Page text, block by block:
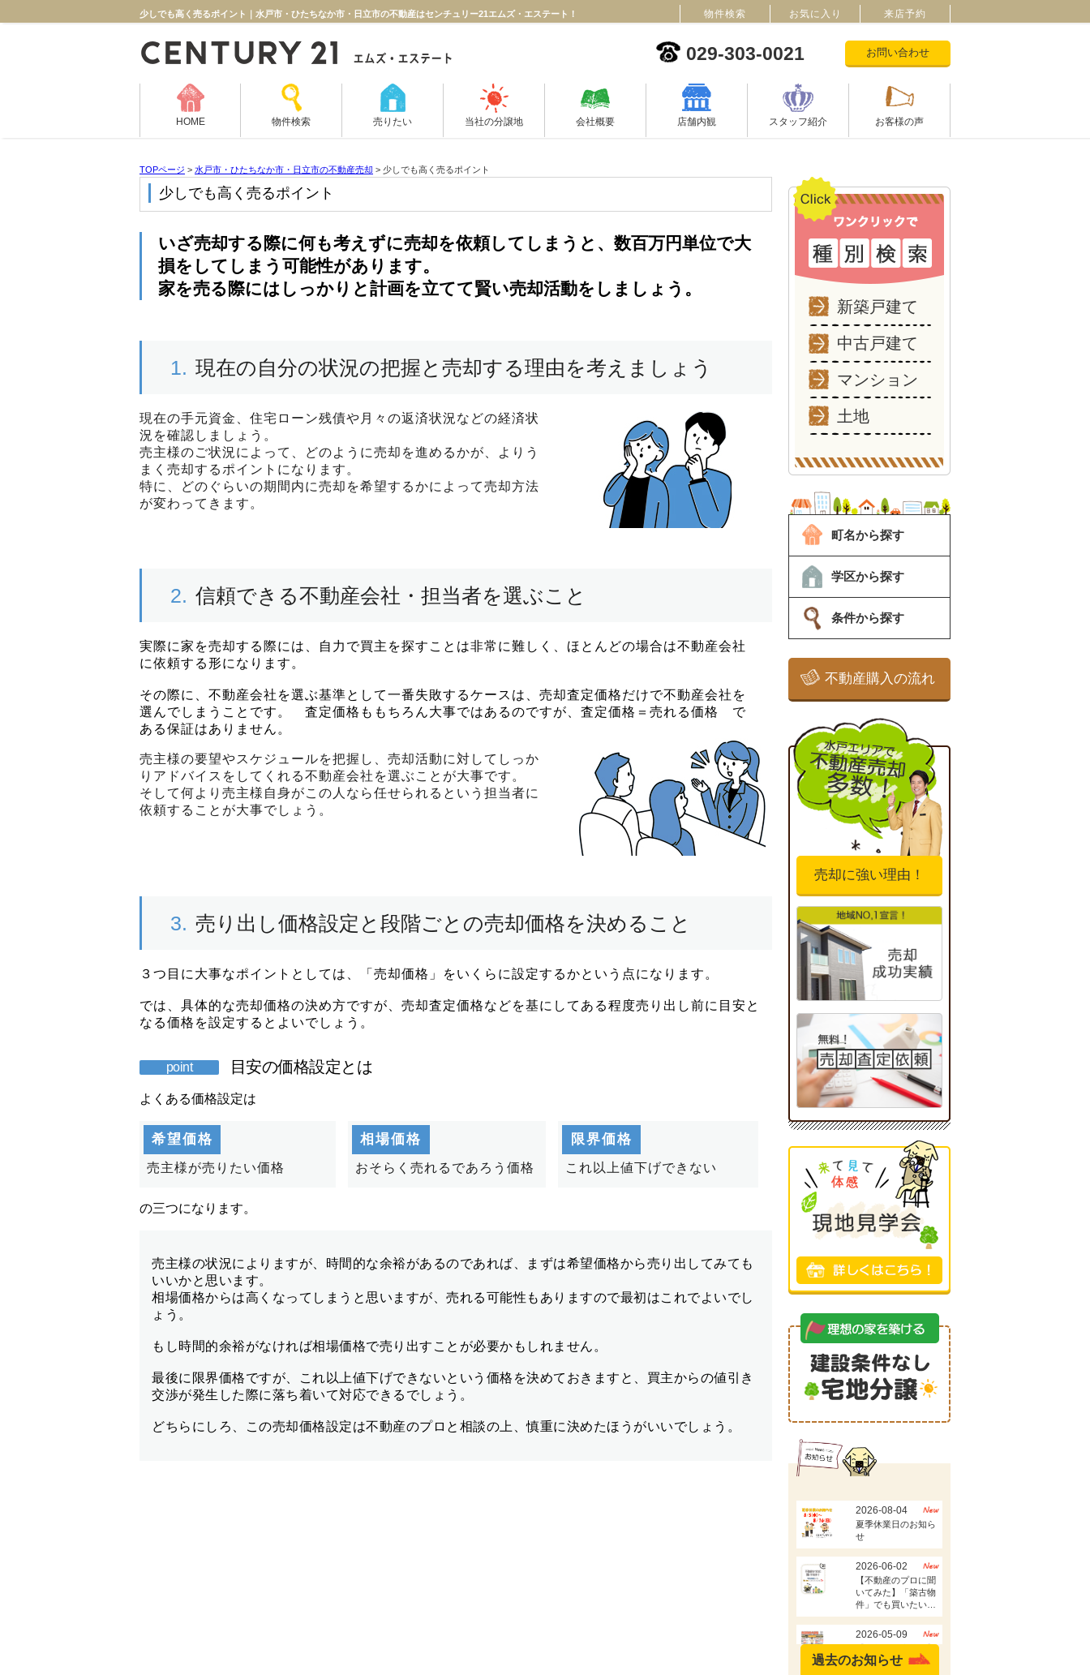
少しでも高く売るポイント｜水戸市・ひたちなか市・日立市の不動産はセンチュリー21エムズ・エステート！
029-303-0021 お問い合わせ
HOME 物件検索 売りたい 当社の分譲地 会社概要 店舗内観 スタッフ紹介 お客様の声
TOPページ > 水戸市・ひたちなか市・日立市の不動産売却 > 少しでも高く売るポイント
新築戸建て
中古戸建て
マンション
土地
町名から探す
学区から探す
条件から探す
不動産購入の流れ
売却に強い理由！
過去のお知らせ
物件検索 お気に入り 来店予約